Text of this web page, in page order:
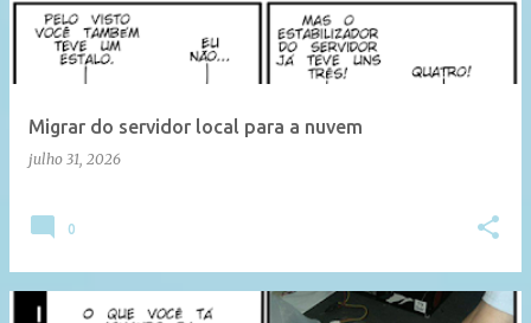
Migrar do servidor local para a nuvem
julho 31, 2026
0